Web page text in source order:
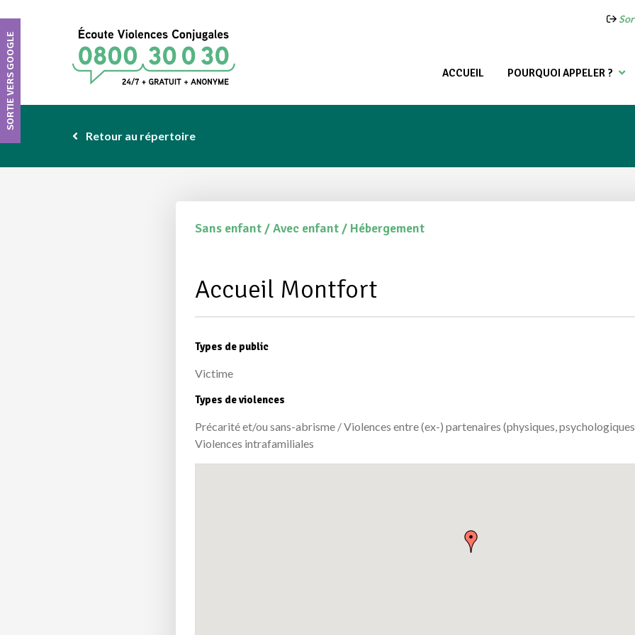
ACCUEIL POURQUOI APPELER ?
Retour au répertoire
Sans enfant / Avec enfant / Hébergement
Accueil Montfort
Types de public
Victime
Types de violences
Précarité et/ou sans-abrisme / Violences entre (ex-) partenaires (physiques,
Violences intrafamiliales
SORTIE VERS GOOGLE